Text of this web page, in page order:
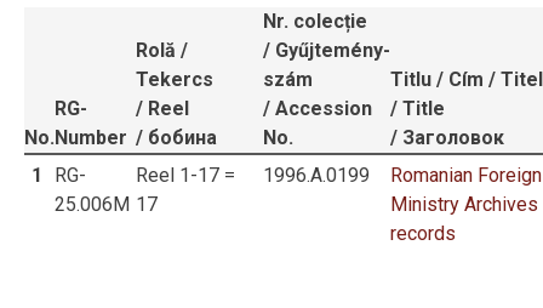
Középiskolások
Alapképzéses diákok
Mesteris diákok és doktoranduszok
Fiatal kutatók és posztgraduálisok
Rangidős kutatók
No.
RG-
Number
Rolă /
Tekercs
/ Reel
/ бобина
Nr. colecție
/ Gyűjtemény-
szám
/ Accession
No.
Titlu / Cím / Titel
/ Title
/ Заголовок
1
RG-
25.006M
Reel 1-17 =
17
1996.A.0199
Romanian Foreign
Ministry Archives
records